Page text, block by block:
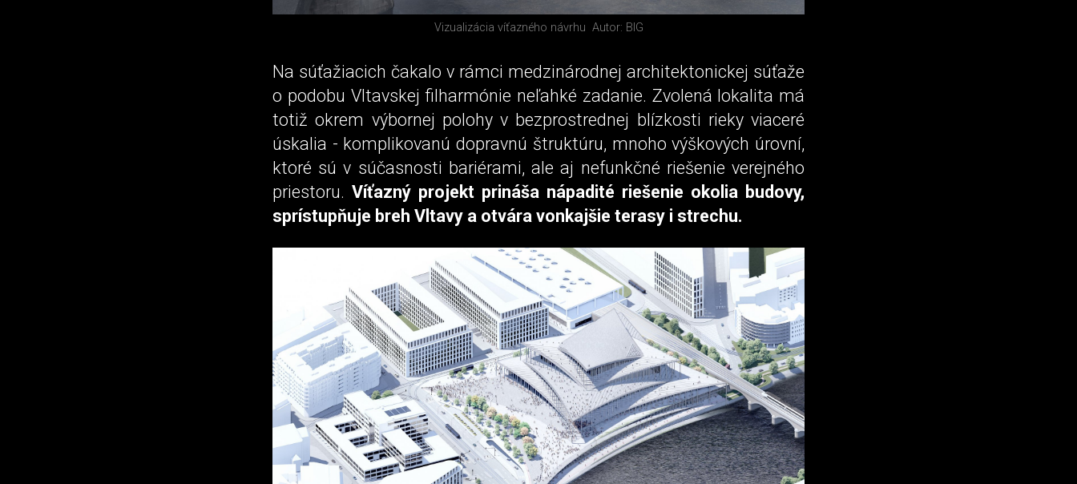
Vizualizácia víťazného návrhu Autor: BIG
Na súťažiacich čakalo v rámci medzinárodnej architektonickej súťaže
o podobu Vltavskej filharmónie neľahké zadanie. Zvolená lokalita má
totiž okrem výbornej polohy v bezprostrednej blízkosti rieky viaceré
úskalia - komplikovanú dopravnú štruktúru, mnoho výškových úrovní,
ktoré sú v súčasnosti bariérami, ale aj nefunkčné riešenie verejného
priestoru. Víťazný projekt prináša nápadité riešenie okolia budovy,
sprístupňuje breh Vltavy a otvára vonkajšie terasy i strechu.